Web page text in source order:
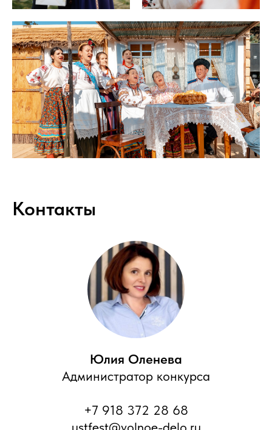
Контакты
Юлия Оленева
Администратор конкурса
+7 918 372 28 68
ustfest@volnoe-delo.ru